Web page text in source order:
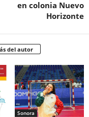
en colonia Nuevo
Horizonte
del autor
Sonora